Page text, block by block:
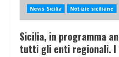
News Sicilia Notizie siciliane
Sicilia, in programma
tutti gli enti regionali.